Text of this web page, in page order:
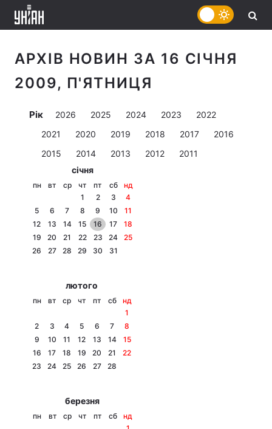
АРХІВ НОВИН ЗА 16 СІЧНЯ
2009, П'ЯТНИЦЯ
Рік 2026 2025 2024 2023
2022
2021
2020 2019 2018 2017
2016
2015
2014 2013 2012
2011
січня
пн вт ср чт пт сб
нд
1
2 3
4
5
6 7 8 9 10
11
12
13 14 15 16 17
18
19
20 21 22 23 24
25
26
27 28 29 30 31
лютого
пн вт ср чт пт сб
нд
1
2
3 4 5 6 7
8
9
10 11 12 13 14
15
16
17 18 19 20 21
22
23
24 25 26 27 28
березня
пн вт ср чт пт сб
нд